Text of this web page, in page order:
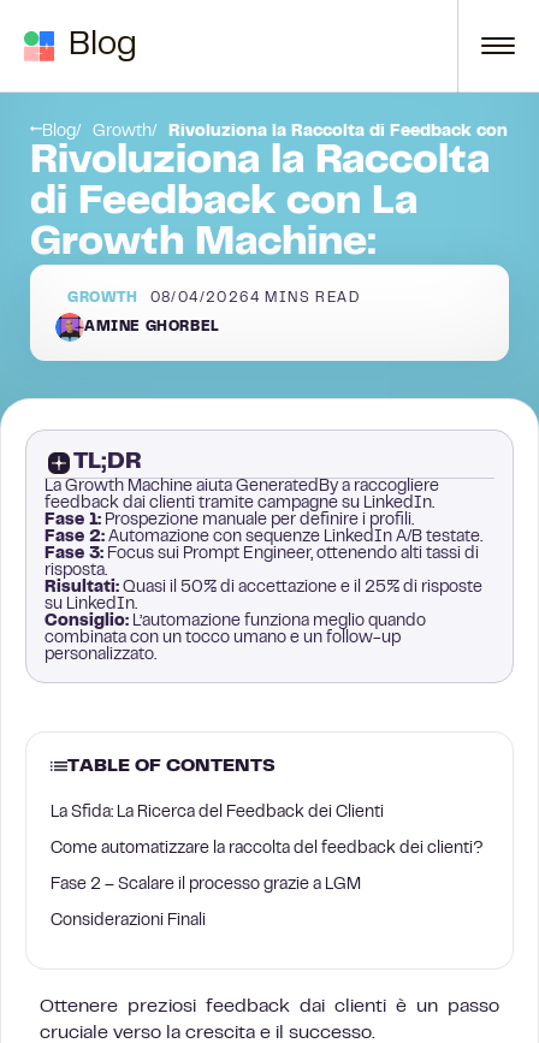
Blog
Blog Growth Rivoluziona la Raccolta di Feedback con
Rivoluziona la Raccolta
di Feedback con La
Growth Machine:
GROWTH 08/04/2026 4 MINS READ
AMINE GHORBEL
TL;DR
La Growth Machine aiuta GeneratedBy a raccogliere
feedback dai clienti tramite campagne su LinkedIn.
Fase 1: Prospezione manuale per definire i profili.
Fase 2: Automazione con sequenze LinkedIn A/B testate.
Fase 3: Focus sui Prompt Engineer, ottenendo alti tassi di
risposta.
Risultati: Quasi il 50% di accettazione e il 25% di risposte
su LinkedIn.
Consiglio: L’automazione funziona meglio quando
combinata con un tocco umano e un follow-up
personalizzato.
TABLE OF CONTENTS
La Sfida: La Ricerca del Feedback dei Clienti
Come automatizzare la raccolta del feedback dei clienti?
Fase 2 – Scalare il processo grazie a LGM
Considerazioni Finali
Ottenere preziosi feedback dai clienti è un passo
cruciale verso la crescita e il successo.